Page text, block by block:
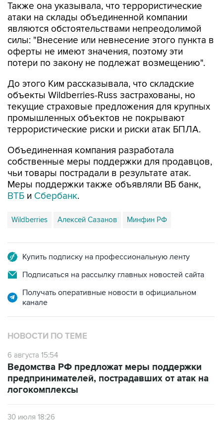
Также она указывала, что террористические
атаки на склады объединенной компании
являются обстоятельствами непреодолимой
силы: "Внесение или невнесение этого пункта в
оферты не имеют значения, поэтому эти
потери по закону не подлежат возмещению".
До этого Ким рассказывала, что складские
объекты Wildberries-Russ застрахованы, но
текущие страховые предложения для крупных
промышленных объектов не покрывают
террористические риски и риски атак БПЛА.
Объединенная компания разработала
собственные меры поддержки для продавцов,
чьи товары пострадали в результате атак.
Меры поддержки также объявляли ВБ банк,
ВТБ и Сбербанк.
Wildberries Алексей Сазанов Минфин РФ
Купить подписку на профессиональную ленту
Подписаться на рассылку главных новостей сайта
Получать оперативные новости в официальном
канале
НОВОСТИ ПО ТЕМЕ
6 августа 15:54
Ведомства РФ предложат меры поддержки
предпринимателей, пострадавших от атак на
логокомплексы
30 июля 18:26